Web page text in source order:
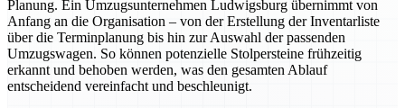
Planung. Ein Umzugsunternehmen Ludwigsburg übernimmt von
Anfang an die Organisation – von der Erstellung der Inventarliste
über die Terminplanung bis hin zur Auswahl der passenden
Umzugswagen. So können potenzielle Stolpersteine frühzeitig
erkannt und behoben werden, was den gesamten Ablauf
entscheidend vereinfacht und beschleunigt.